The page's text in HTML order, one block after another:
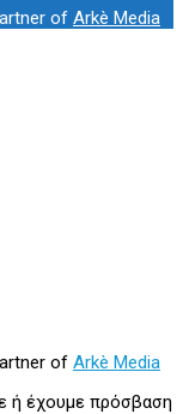
of Arkè Media
of Arkè Media
ή έχουμε πρόσβαση